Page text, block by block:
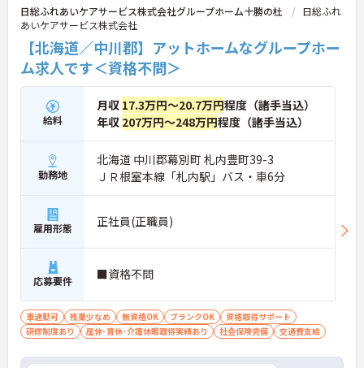
日総ふれあいケアサービス株式会社グループホーム十勝の杜
日総ふれ
あいケアサービス株式会社
【北海道／中川郡】アットホームなグループホー
ム求人です＜資格不問＞
給料
月収 17.3万円～20.7万円程度（諸手当込）
年収 207万円～248万円程度（諸手当込）
勤務地
北海道 中川郡幕別町 札内豊町39-3
ＪＲ根室本線「札内駅」バス・車6分
雇用形態 正社員(正職員)
応募要件 ■資格不問
車通勤可 残業少なめ 無資格OK ブランクOK
資格取得サポート
研修制度あり
産休･育休･介護休暇取得実績あり 社会保険完備 交通費支給